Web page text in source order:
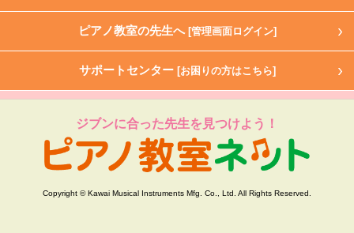
ピアノ教室の先生へ [管理画面ログイン]
サポートセンター [お困りの方はこちら]
ジブンに合った先生を見つけよう！
Copyright © Kawai Musical Instruments Mfg. Co., Ltd. All Rights Reserved.